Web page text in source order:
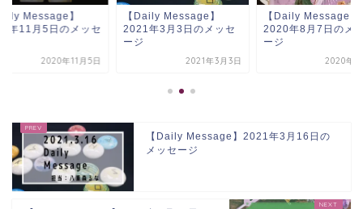
Message】
年3月3日のメッセ
2021年3月3日
【Daily Message】
2020年8月7日のメッセ
ージ
2020年8月7日
【Daily Message】
2020年11月5日のメ
ージ
2020年11
【Daily Message】2021年3月16日の
メッセージ